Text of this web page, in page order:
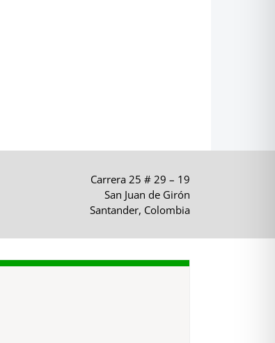
Carrera 25 # 29 – 19
San Juan de Girón
Santander, Colombia